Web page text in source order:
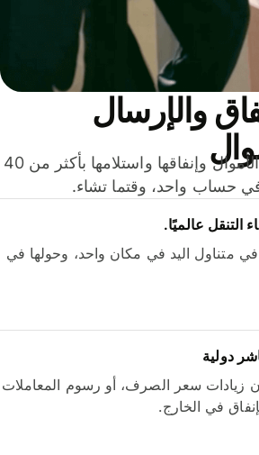
والإرسال
وفّر المال عند إرسال الأموال وإنفاقها واستلامها بأكثر من 40
حساب واحد، وقتما تشاء.
عالميًا.
متناول اليد في مكان واحد، وحولها في
دولية
زيادات سعر الصرف، أو رسوم المعاملات
في الخارج.